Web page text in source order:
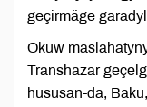
geçirmäge
Okuw
Transhazar
hususan-da,